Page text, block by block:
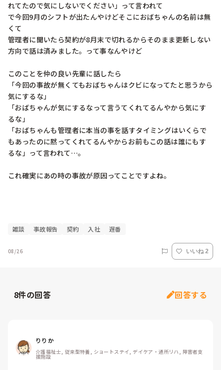
れてたので気にしないでください」って言われて
で今回9月のシフトが出たんやけどそこにおばちゃんの名前は無
くて
管理者に聞いたら契約が8月末で切れるからそのまま更新しない
方向で話は済みました。って事なんやけど
このことを仲の良い先輩に話したら
「今回の事故が無くてもおばちゃんはクビになってたと思うから
気にするな」
「おばちゃんが気にするなって言うてくれてるんやから気にす
るな」
「おばちゃんも管理者に本当の事を話すタイミングはいくらで
もあったのに黙ってくれてるんやからお前もこの話は誰にもす
るな」って言われて…。
これ確実にあの時の事故が原因ってことですよね。
雑談 事故報告 契約 入社 遅番
08/26 いいね 2
8件の回答 回答する
りりか
介護福祉士, 従来型特養, ショートステイ, デイケア・通所リハ, 障害者支
援施設